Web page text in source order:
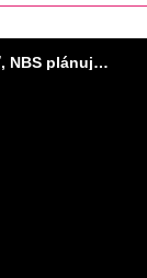
Kúpu nehnuteľnosti by ste nemali odkladať, NBS plánuje sprísniť pravidlá pri hypotékach